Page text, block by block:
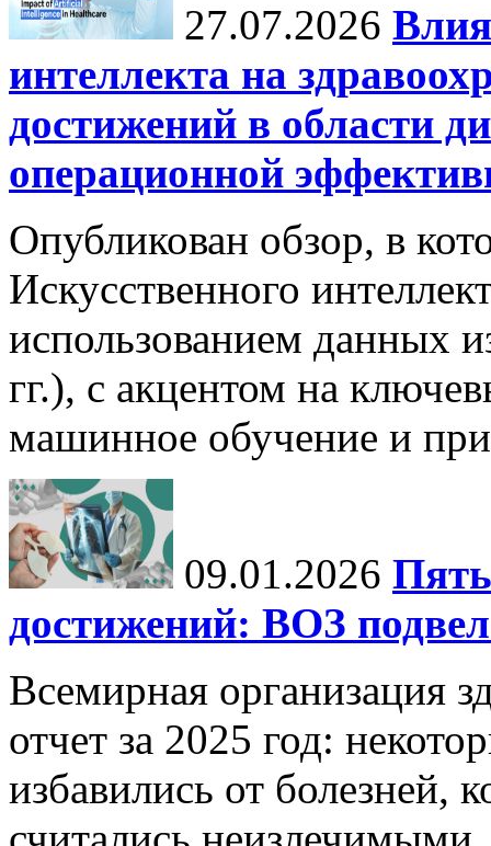
27.07.2026
интеллекта на
достижений в области
операционной
Опубликован обзор, в
Искусственного
использованием данных
гг.), с акцентом на
машинное обучение и
09.01.2026
достижений: ВОЗ
Всемирная организация
отчет за 2025 год:
избавились от болезней,